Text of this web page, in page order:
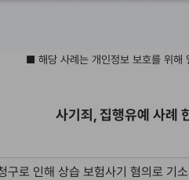
■ 해당 사례는 개인정보 보호를 위해
사기죄, 집행유예 사례
로 인해 상습 보험사기 혐의로 기소